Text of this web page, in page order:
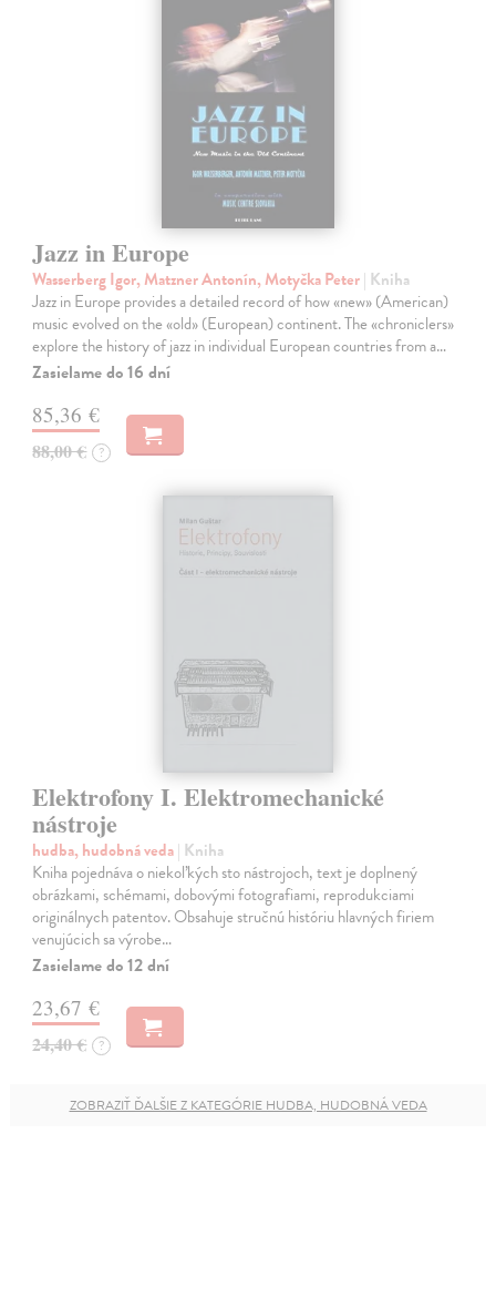
Jazz in Europe
Wasserberg Igor, Matzner Antonín, Motyčka Peter| Kniha
Jazz in Europe provides a detailed record of how «new» (American)
music evolved on the «old» (European) continent. The «chroniclers»
explore the history of jazz in individual European countries from a…
Zasielame do 16 dní
85,36 €
88,00 € ?
Elektrofony I. Elektromechanické
nástroje
hudba, hudobná veda| Kniha
Kniha pojednáva o niekoľkých sto nástrojoch, text je doplnený
obrázkami, schémami, dobovými fotografiami, reprodukciami
originálnych patentov. Obsahuje stručnú históriu hlavných firiem
venujúcich sa výrobe…
Zasielame do 12 dní
23,67 €
24,40 € ?
ZOBRAZIŤ ĎALŠIE Z KATEGÓRIE HUDBA, HUDOBNÁ VEDA